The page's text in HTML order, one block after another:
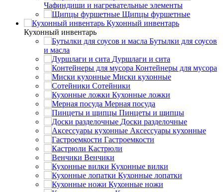
Чафиндиши и нагревательные элементы
Щипцы фуршетные
Кухонный инвентарь
Кухонный инвентарь
Бутылки для соусов
и масла
Дуршлаги и сита
Контейнеры для мусора
Миски кухонные
Сотейники
Кухонные ложки
Мерная посуда
Пинцеты и щипцы
Доски разделочные
Аксессуары кухонные
Гастроемкости
Кастрюли
Венчики
Кухонные вилки
Кухонные лопатки
Кухонные ножи